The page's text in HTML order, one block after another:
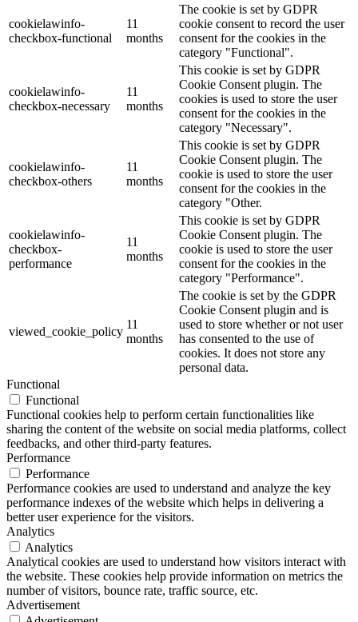
cookielawinfo-
checkbox-functional
11
months
The cookie is set by GDPR
cookie consent to record the user
consent for the cookies in the
category "Functional".
cookielawinfo-
checkbox-necessary
11
months
This cookie is set by GDPR
Cookie Consent plugin. The
cookies is used to store the user
consent for the cookies in the
category "Necessary".
cookielawinfo-
checkbox-others
11
months
This cookie is set by GDPR
Cookie Consent plugin. The
cookie is used to store the user
consent for the cookies in the
category "Other.
cookielawinfo-
checkbox-
performance
11
months
This cookie is set by GDPR
Cookie Consent plugin. The
cookie is used to store the user
consent for the cookies in the
category "Performance".
viewed_cookie_policy
11
months
The cookie is set by the GDPR
Cookie Consent plugin and is
used to store whether or not user
has consented to the use of
cookies. It does not store any
personal data.
Functional
Functional
Functional cookies help to perform certain functionalities like
sharing the content of the website on social media platforms, collect
feedbacks, and other third-party features.
Performance
Performance
Performance cookies are used to understand and analyze the key
performance indexes of the website which helps in delivering a
better user experience for the visitors.
Analytics
Analytics
Analytical cookies are used to understand how visitors interact with
the website. These cookies help provide information on metrics the
number of visitors, bounce rate, traffic source, etc.
Advertisement